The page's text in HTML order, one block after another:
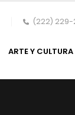
(222) 229-
ARTE Y CULTURA